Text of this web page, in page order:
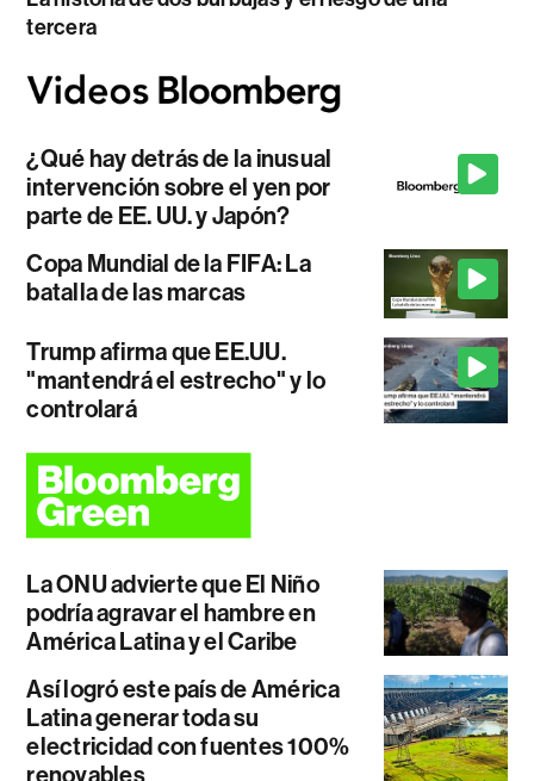
tercera
¿Qué hay detrás de la inusual
intervención sobre el yen por
parte de EE. UU. y Japón?
Copa Mundial de la FIFA: La
batalla de las marcas
Trump afirma que EE.UU.
"mantendrá el estrecho" y lo
controlará
La ONU advierte que El Niño
podría agravar el hambre en
América Latina y el Caribe
Así logró este país de América
Latina generar toda su
electricidad con fuentes 100%
renovables